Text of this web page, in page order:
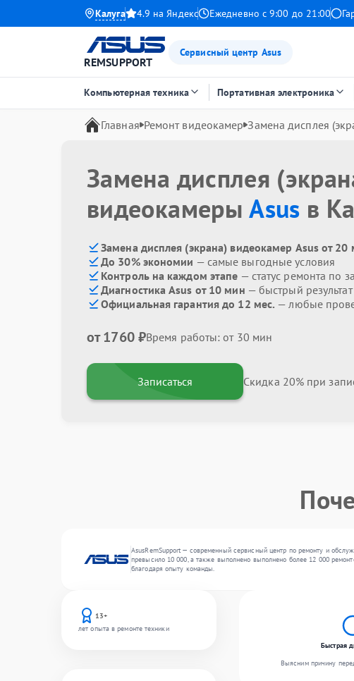
Калуга 4.9 на Яндекс Ежедневно с 9:00 до 21:00
REMSUPPORT
Сервисный центр Asus
Компьютерная техника Портативная электроника
Главная Ремонт видеокамер Замена дисплея
Замена дисплея
видеокамерыAsus в
Замена дисплея (экрана) видеокамер Asus от 20
До 30% экономии — самые выгодные условия
Контроль на каждом этапе — статус ремонта по
Диагностика Asus от 10 мин — быстрый результат
Официальная гарантия до 12 мес. — любые
от 1760 ₽Время работы: от 30 мин
Записаться Скидка 20% при
AsusRemSupport — современный сервисный центр по ремонту и
превысило 10 000, а также выполнено выполнено более 12 000
благодаря опыту команды.
13+
лет опыта в ремонте техники
Быстрая
Выясним причину